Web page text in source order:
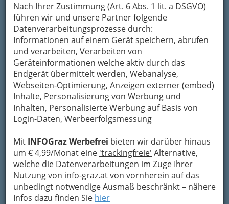
Nach Ihrer Zustimmung (Art. 6 Abs. 1 lit. a DSGVO)
führen wir und unsere Partner folgende
Datenverarbeitungsprozesse durch:
Informationen auf einem Gerät speichern, abrufen
und verarbeiten, Verarbeiten von
Geräteinformationen welche aktiv durch das
Endgerät übermittelt werden, Webanalyse,
Webseiten-Optimierung, Anzeigen externer (embed)
Inhalte, Personalisierung von Werbung und
Inhalten, Personalisierte Werbung auf Basis von
Login-Daten, Werbeerfolgsmessung
Mit INFOGraz Werbefrei bieten wir darüber hinaus
um € 4,99/Monat eine 'trackingfreie' Alternative,
welche die Datenverarbeitungen im Zuge Ihrer
Nutzung von info-graz.at von vornherein auf das
unbedingt notwendige Ausmaß beschränkt – nähere
Infos dazu finden Sie hier
Die wichtigsten Kategorien
Einkaufen & Schenken - der
Handel
Gutschein-Welt: von myToys
bis H&M, C&A u.v.m.